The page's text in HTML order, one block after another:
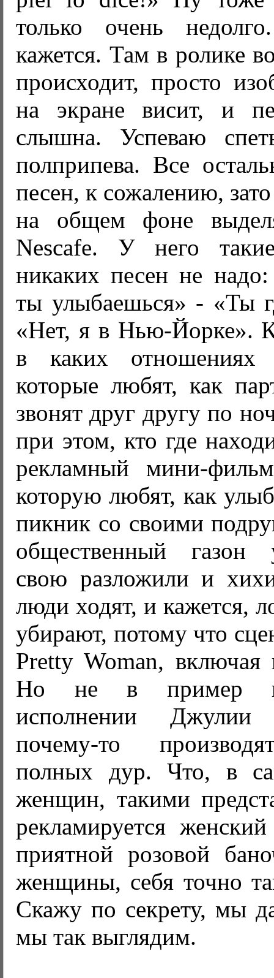
только очень
кажется. Там в ролике
происходит, просто
на экране висит, и
слышна. Успеваю
полприпева. Все
песен, к сожалению,
на общем фоне
Nescafe. У него
никаких песен не
ты улыбаешься» - «Ты
«Нет, я в Нью-Йорке».
в каких отношениях
которые любят, как
звонят друг другу по
при этом, кто где
рекламный мини-
которую любят, как
пикник со своими
общественный газон
свою разложили и
люди ходят, и кажется,
убирают, потому что
Pretty Woman, включая
Но не в пример
исполнении Джулии
почему-то
полных дур. Что, в
женщин, такими
рекламируется
приятной розовой
женщины, себя точно
Скажу по секрету, мы
мы так выглядим.